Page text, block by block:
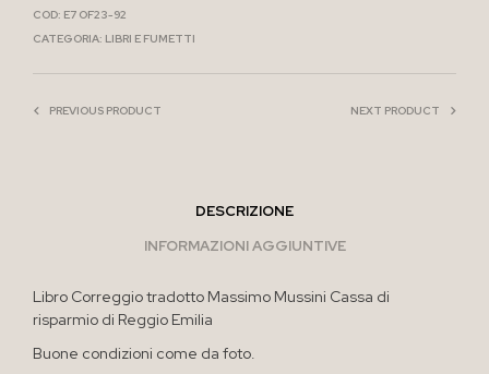
COD: E7 OF23-92
CATEGORIA: LIBRI E FUMETTI
PREVIOUS PRODUCT NEXT PRODUCT
DESCRIZIONE
INFORMAZIONI AGGIUNTIVE
Libro Correggio tradotto Massimo Mussini Cassa di
risparmio di Reggio Emilia
Buone condizioni come da foto.